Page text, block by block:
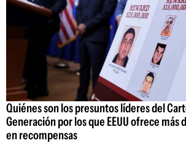
Quiénes son los presuntos líderes del
Generación por los que EEUU ofrece más
en recompensas